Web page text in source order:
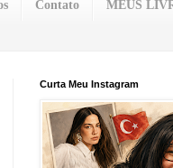
Contato MEUS
Curta Meu Instagram